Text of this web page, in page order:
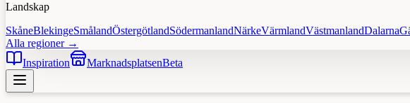
Landskap
SkåneBlekingeSmålandÖstergötlandSödermanlandNärkeVärmlandVästmanlandDalarna
Alla regioner →
Inspiration
MarknadsplatsenBeta